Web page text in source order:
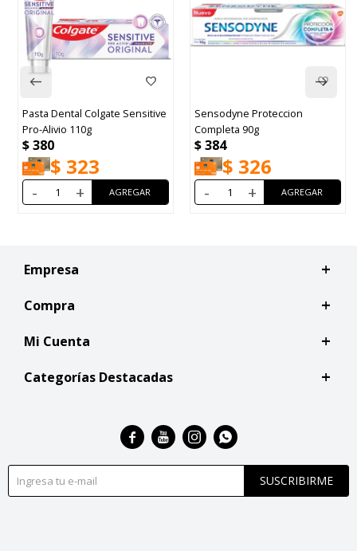
Pasta Dental Colgate Sensitive
Pro-Alivio 110g
$380
$ 323
- +
Sensodyne Proteccion
Completa 90g
$384
$ 326
- +
Empresa
Compra
Mi Cuenta
Categorías Destacadas
SUSCRIBIRME
   